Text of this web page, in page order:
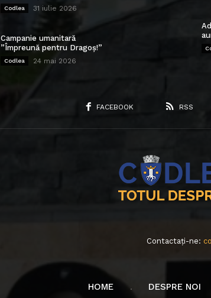
Codlea 31 iulie 2026
Campanie umanitară
”Împreună pentru Dragoș!”
Codlea 24 mai 2026
FACEBOOK RSS
Contactați-ne:
HOME DESPRE NOI